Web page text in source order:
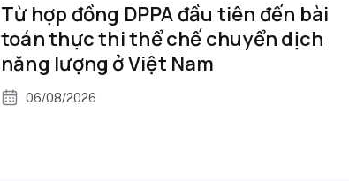
Từ hợp đồng DPPA đầu tiên đến bài
toán thực thi thể chế chuyển dịch
năng lượng ở Việt Nam
06/08/2026